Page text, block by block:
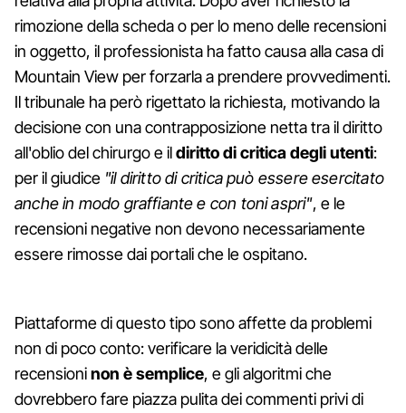
rimozione della scheda o per lo meno delle recensioni
in oggetto, il professionista ha fatto causa alla casa di
Mountain View per forzarla a prendere provvedimenti.
Il tribunale ha però rigettato la richiesta, motivando la
decisione con una contrapposizione netta tra il diritto
all'oblio del chirurgo e ildiritto di critica degli utenti:
per il giudice "il diritto di critica può essere esercitato
anche in modo graffiante e con toni aspri", e le
recensioni negative non devono necessariamente
essere rimosse dai portali che le ospitano.
Piattaforme di questo tipo sono affette da problemi
non di poco conto: verificare la veridicità delle
recensioninon è semplice, e gli algoritmi che
dovrebbero fare piazza pulita dei commenti privi di